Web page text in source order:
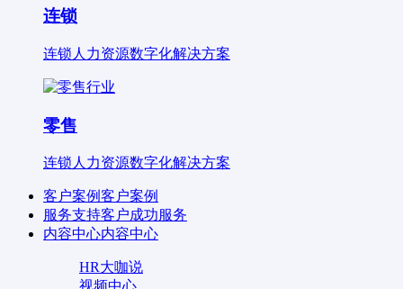
连锁
连锁人力资源数字化解决方案
零售
连锁人力资源数字化解决方案
客户案例客户案例
服务支持客户成功服务
内容中心内容中心
HR大咖说